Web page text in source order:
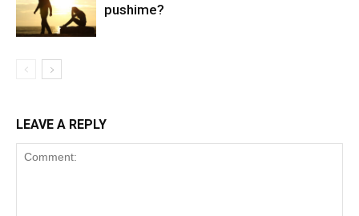
pushime?
LEAVE A REPLY